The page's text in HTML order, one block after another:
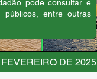
pode consultar e
públicos, entre outras
DE 2025